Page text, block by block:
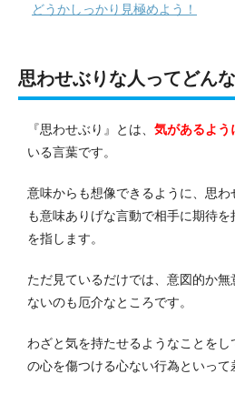
どうかしっかり見極めよう！
思わせぶりな人ってどん
『思わせぶり』とは、 気があるよう
いる言葉です。
意味からも想像できるように、思
も意味ありげな言動で相手に期待
を指します。
ただ見ているだけでは、意図的か
ないのも厄介なところです。
わざと気を持たせるようなことをし
の心を傷つける心ない行為といって